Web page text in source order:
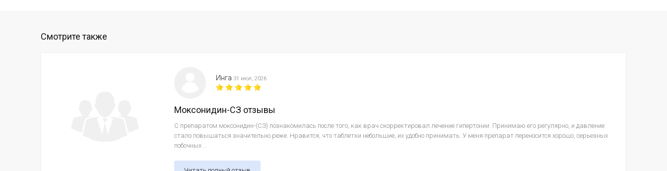
Смотрите также
Инга 31 июл, 2026
Моксонидин-СЗ отзывы
С препаратом моксонидин-(СЗ) познакомилась после того, как врач скорректировал лечение гипертонии. Принимаю его регулярно, и давление
стало повышаться значительно реже. Нравится, что таблетки небольшие, их удобно принимать. У меня препарат переносится хорошо, серьезных
побочных ...